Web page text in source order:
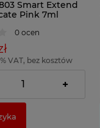
Smart Extend
Pink 7ml
0 ocen
VAT, bez kosztów
712,86 zł )
+